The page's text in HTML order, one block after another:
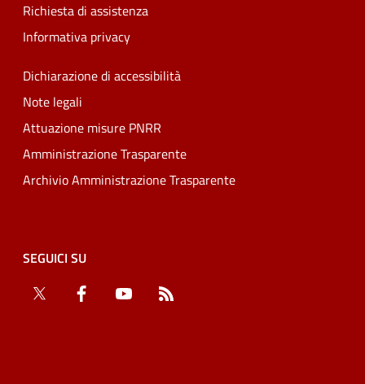
Richiesta di assistenza
Informativa privacy
Dichiarazione di accessibilità
Note legali
Attuazione misure PNRR
Amministrazione Trasparente
Archivio Amministrazione Trasparente
SEGUICI SU
Twitter
Facebook YouTube